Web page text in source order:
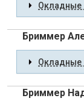
Окладные
Бриммер
Окладные
Бриммер